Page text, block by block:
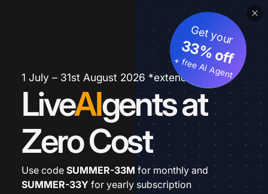
1 July – 31st August 2026 *extended
LiveAIgents at
Zero Cost
Get your
33% off
+ free AI Agent
Use code SUMMER-33M for monthly and
SUMMER-33Y for yearly subscription